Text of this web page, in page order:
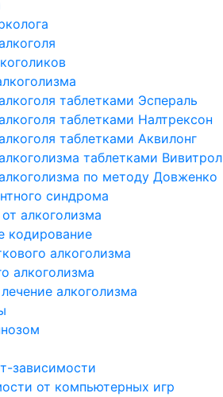
таблетками Эспераль
таблетками Налтрексон
таблетками Аквилонг
таблетками Вивитрол
по методу Довженко
синдрома
алкоголизма
кодирование
алкоголизма
алкоголизма
алкоголизма
зависимости
от компьютерных игр